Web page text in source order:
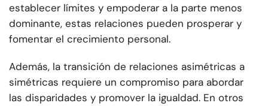
establecer límites y empoderar a la parte menos
dominante, estas relaciones pueden prosperar y
fomentar el crecimiento personal.
Además, la transición de relaciones asimétricas a
simétricas requiere un compromiso para abordar
las disparidades y promover la igualdad. En otros